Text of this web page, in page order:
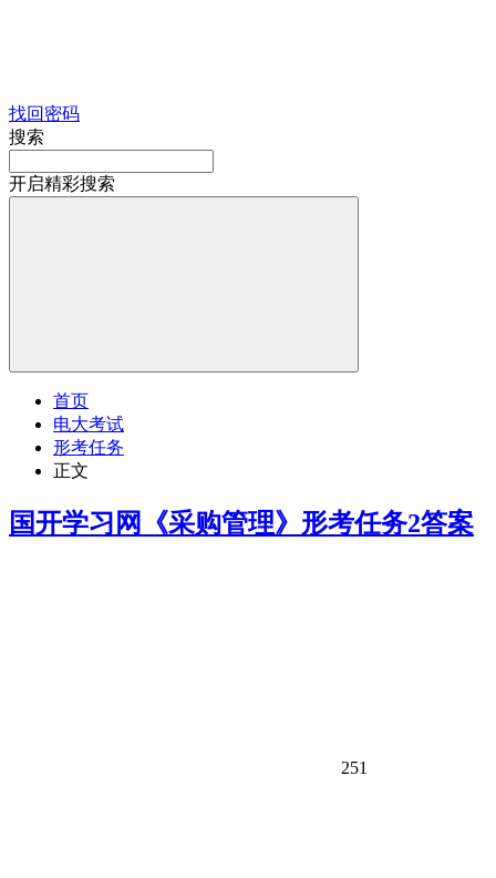
找回密码
搜索
开启精彩搜索
首页
电大考试
形考任务
正文
国开学习网《采购管理》形考任务2答案
251